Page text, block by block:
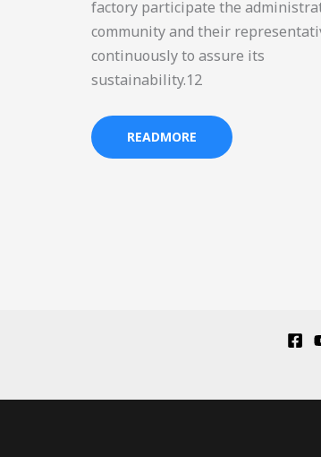
factory participate the
community and their
continuously to assure its
sustainability.12
READMORE